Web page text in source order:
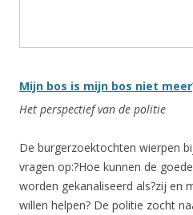
Mijn bos is mijn bos niet meer
Het perspectief van de politie
De burgerzoektochten wierpen
vragen op:?Hoe kunnen de
worden gekanaliseerd als?zij en
willen helpen? De politie zocht